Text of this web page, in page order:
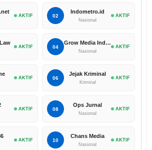
AKTIF 02
Indometro.id
Nasional
AKTIF
AKTIF 04
Grow Media Indonesia
Nasional
AKTIF
AKTIF 06
Jejak Kriminal
Kriminal
AKTIF
AKTIF 08
Ops Jurnal
Nasional
AKTIF
AKTIF 10
Chans Media
Nasional
AKTIF